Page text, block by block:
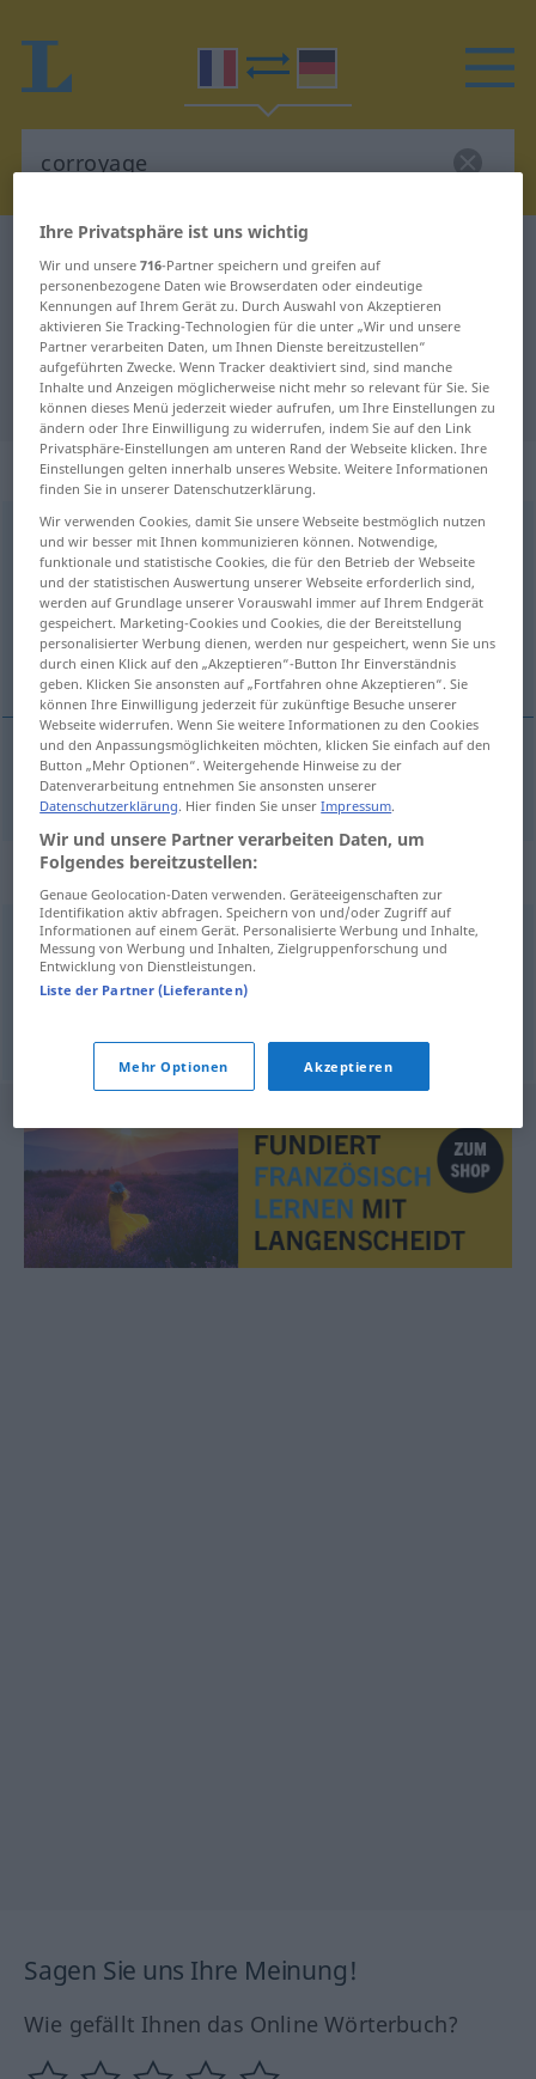
Französisch-Deutsch Übersetzung
für "corroyage"
"corroyage" Deutsch Übersetzung
„corroyage“: masculin
corroyage [kɔʀwajaʒ]m
Übersicht aller Übersetzungen
(Für mehr Details die Übersetzung anklicken/antippen)
Zurichtung
Zurichtungf corroyagedu cuir
Synonyme für "corroyage"
étirage,allongement,laminage,rabotage,
aplanissement
© myThes Dicollecte
Sagen Sie uns Ihre Meinung!
Wie gefällt Ihnen das Online Wörterbuch?
Ihre Privatsphäre ist uns wichtig
Wir und unsere716-Partner speichern und greifen auf
personenbezogene Daten wie Browserdaten oder eindeutige
Kennungen auf Ihrem Gerät zu. Durch Auswahl von Akzeptieren
aktivieren Sie Tracking-Technologien für die unter „Wir und unsere
Partner verarbeiten Daten, um Ihnen Dienste bereitzustellen“
aufgeführten Zwecke. Wenn Tracker deaktiviert sind, sind manche
Inhalte und Anzeigen möglicherweise nicht mehr so relevant für Sie. Sie
können dieses Menü jederzeit wieder aufrufen, um Ihre Einstellungen zu
ändern oder Ihre Einwilligung zu widerrufen, indem Sie auf den Link
Privatsphäre-Einstellungen am unteren Rand der Webseite klicken. Ihre
Einstellungen gelten innerhalb unseres Website. Weitere Informationen
finden Sie in unserer Datenschutzerklärung.
Wir verwenden Cookies, damit Sie unsere Webseite bestmöglich nutzen
und wir besser mit Ihnen kommunizieren können. Notwendige,
funktionale und statistische Cookies, die für den Betrieb der Webseite
und der statistischen Auswertung unserer Webseite erforderlich sind,
werden auf Grundlage unserer Vorauswahl immer auf Ihrem Endgerät
gespeichert. Marketing-Cookies und Cookies, die der Bereitstellung
personalisierter Werbung dienen, werden nur gespeichert, wenn Sie uns
durch einen Klick auf den „Akzeptieren“-Button Ihr Einverständnis
geben. Klicken Sie ansonsten auf „Fortfahren ohne Akzeptieren“. Sie
können Ihre Einwilligung jederzeit für zukünftige Besuche unserer
Webseite widerrufen. Wenn Sie weitere Informationen zu den Cookies
und den Anpassungsmöglichkeiten möchten, klicken Sie einfach auf den
Button „Mehr Optionen“. Weitergehende Hinweise zu der
Datenverarbeitung entnehmen Sie ansonsten unserer
Datenschutzerklärung. Hier finden Sie unserImpressum.
Wir und unsere Partner verarbeiten Daten, um
Folgendes bereitzustellen:
Genaue Geolocation-Daten verwenden. Geräteeigenschaften zur
Identifikation aktiv abfragen. Speichern von und/oder Zugriff auf
Informationen auf einem Gerät. Personalisierte Werbung und Inhalte,
Messung von Werbung und Inhalten, Zielgruppenforschung und
Entwicklung von Dienstleistungen.
Liste der Partner (Lieferanten)
Mehr Optionen Akzeptieren